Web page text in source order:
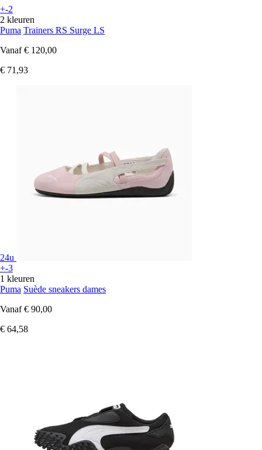
+-2
2 kleuren
Puma Trainers RS Surge LS
Vanaf € 120,00
€ 71,93
24u
+-3
1 kleuren
Puma Suède sneakers dames
Vanaf € 90,00
€ 64,58